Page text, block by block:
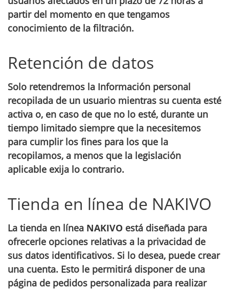
partir del momento en que tengamos
conocimiento de la filtración.
Retención de datos
Solo retendremos la Información personal
recopilada de un usuario mientras su cuenta esté
activa o, en caso de que no lo esté, durante un
tiempo limitado siempre que la necesitemos
para cumplir los fines para los que la
recopilamos, a menos que la legislación
aplicable exija lo contrario.
Tienda en línea de NAKIVO
La tienda en línea NAKIVO está diseñada para
ofrecerle opciones relativas a la privacidad de
sus datos identificativos. Si lo desea, puede crear
una cuenta. Esto le permitirá disponer de una
página de pedidos personalizada para realizar